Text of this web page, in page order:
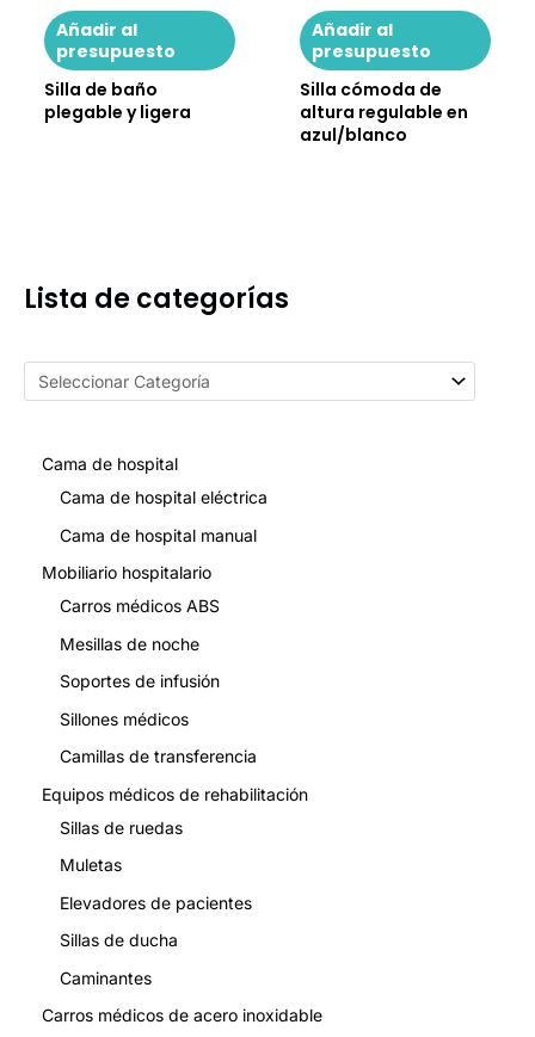
Lista de categorías
Cama de hospital
Cama de hospital eléctrica
Cama de hospital manual
Mobiliario hospitalario
Carros médicos ABS
Mesillas de noche
Soportes de infusión
Sillones médicos
Camillas de transferencia
Equipos médicos de rehabilitación
Sillas de ruedas
Muletas
Elevadores de pacientes
Sillas de ducha
Caminantes
Carros médicos de acero inoxidable
aceptamos?
Ofrecemos condiciones de pago flexibles por T/T para
grandes cantidades. Los clientes antiguos o los
compradores de grandes volúmenes pueden negociar
condiciones personalizadas con nuestro equipo de
Añadir al
presupuesto
Silla de baño
plegable y ligera
Añadir al
presupuesto
Silla cómoda de
altura regulable en
azul/blanco